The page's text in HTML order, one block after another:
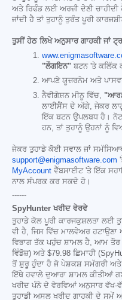
ਅਤੇ ਰਿਫੰਡ ਲਈ ਅਰਜ਼ੀ ਦੇਣੀ
ਜਾਂਦੀ ਹੈ ਤਾਂ ਤੁਹਾਨੂੰ ਤੁਰੰਤ ਪੂਰੀ
ਤੁਸੀਂ ਹੇਠ ਲਿਖੇ ਅਨੁਸਾਰ ਗਾਹਕੀ ਜਾਂ
"ਲੌਗਇਨ" ਬਟਨ 'ਤੇ ਕਲਿੱਕ
ਆਪਣੇ ਯੂਜ਼ਰਨੇਮ ਅਤੇ
ਨੈਵੀਗੇਸ਼ਨ ਮੀਨੂ ਵਿੱਚ,
ਲਾਈਸੈਂਸ ਦੇ ਅੱਗੇ, ਜੇਕਰ
ਇੱਕ ਬਟਨ ਉਪਲਬਧ ਹੈ।
ਹਨ, ਤਾਂ ਤੁਹਾਨੂੰ ਉਹਨਾਂ ਨੂੰ
ਜੇਕਰ ਤੁਹਾਡੇ ਕੋਈ ਸਵਾਲ ਜਾਂ
support@enigmasoftware.com
MyAccount ਵੈੱਬਸਾਈਟ 'ਤੇ ਇੱਕ
ਨਾਲ ਸੰਪਰਕ ਕਰ ਸਕਦੇ ਹੋ।
------
SpyHunter ਖਰੀਦ ਵੇਰਵੇ
ਤੁਹਾਡੇ ਕੋਲ ਪੂਰੀ ਕਾਰਜਕੁਸ਼ਲਤਾ ਲਈ
ਵੀ ਹੈ, ਜਿਸ ਵਿੱਚ ਮਾਲਵੇਅਰ
ਵਿਭਾਗ ਤੱਕ ਪਹੁੰਚ ਸ਼ਾਮਲ ਹੈ, ਆਮ ਤੌਰ
ਵਿੰਡੋਜ਼) ਅਤੇ $79.98 ਛਿਮਾਹੀ
ਤੋਂ ਸ਼ੁਰੂ ਹੁੰਦਾ ਹੈ ਜੋ ਪੇਸ਼ਕਸ਼ ਸਮੱਗਰੀ ਅਤੇ
ਇੱਥੇ ਹਵਾਲੇ ਦੁਆਰਾ ਸ਼ਾਮਲ ਕੀਤੀਆਂ
ਖਰੀਦ ਪੰਨੇ ਦੇ ਵੇਰਵਿਆਂ ਅਨੁਸਾਰ ਵੱਖ-
ਤੁਹਾਡੀ ਅਸਲ ਖਰੀਦ ਗਾਹਕੀ ਦੇ ਸਮੇਂ